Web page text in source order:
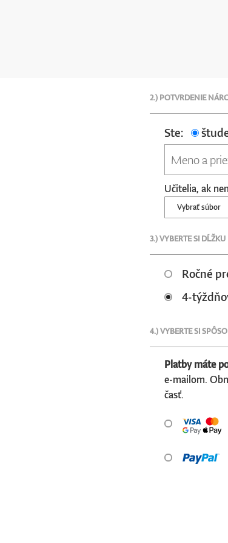
2.) POTVRDENIE
Ste:
Učitelia, ak
Vybrať súbor
3.) VYBERTE SI
Ročné
4-
4.) VYBERTE SI
Platby máte
e-mailom.
časť.